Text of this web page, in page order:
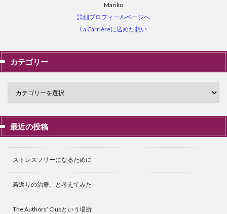
Mariko
詳細プロフィールページへ
La Carrièreに込めた想い
カテゴリー
最近の投稿
ストレスフリーになるために
若返りの治療、と考えてみた
The Authors’ Clubという場所